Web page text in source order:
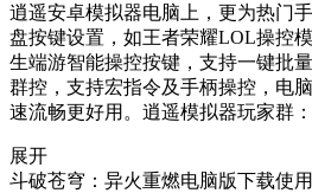
逍遥安卓模拟器电脑上，更为热门
盘按键设置，如王者荣耀LOL操控
生端游智能操控按键，支持一键批
群控，支持宏指令及手柄操控，电
速流畅更好用。逍遥模拟器玩家群：
展开
斗破苍穹：异火重燃电脑版下载使